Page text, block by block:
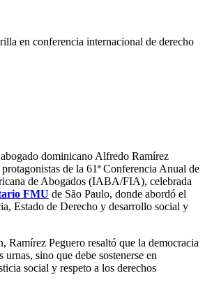
dominicano Alfredo Ramírez
de la 61ª Conferencia Anual de
de Abogados (IABA/FIA), celebrada
FMU de São Paulo, donde abordó el
Estado de Derecho y desarrollo social y
Ramírez Peguero resaltó que la democracia
urnas, sino que debe sostenerse en
social y respeto a los derechos